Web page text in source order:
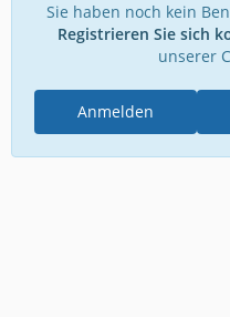
Sie haben noch kein
Registrieren Sie sich
unserer
Anmelden